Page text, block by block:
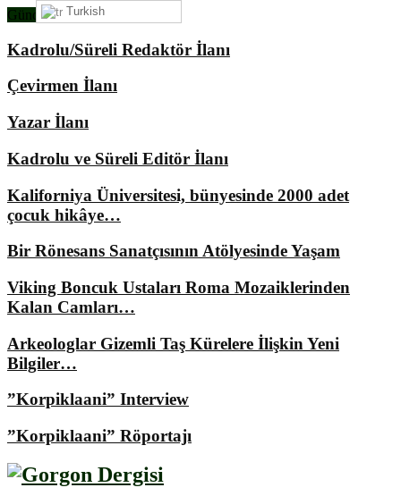
Gündemimizde Ne Var?
Kadrolu/Süreli Redaktör İlanı
Çevirmen İlanı
Yazar İlanı
Kadrolu ve Süreli Editör İlanı
Kaliforniya Üniversitesi, bünyesinde 2000 adet
çocuk hikâye…
Bir Rönesans Sanatçısının Atölyesinde Yaşam
Viking Boncuk Ustaları Roma Mozaiklerinden
Kalan Camları…
Arkeologlar Gizemli Taş Kürelere İlişkin Yeni
Bilgiler…
”Korpiklaani” Interview
”Korpiklaani” Röportajı
Turkish